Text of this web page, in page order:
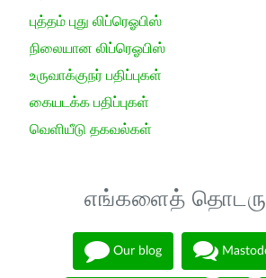
புத்தம் புது லிப்ரெஓபிஸ்
நிலையான லிப்ரெஓபிஸ்
உருவாக்குநர் பதிப்புகள்
கையடக்க பதிப்புகள்
வெளியீடு தகவல்கள்
எங்களைத்
Our blog